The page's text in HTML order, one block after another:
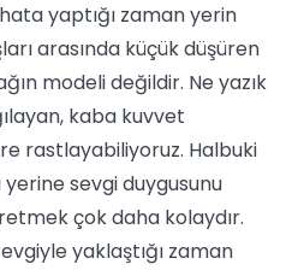
yaptığı zaman yerin
arasında küçük düşüren
modeli değildir. Ne yazık
kaba kuvvet
rastlayabiliyoruz. Halbuki
sevgi duygusunu
çok daha kolaydır.
yaklaştığı zaman